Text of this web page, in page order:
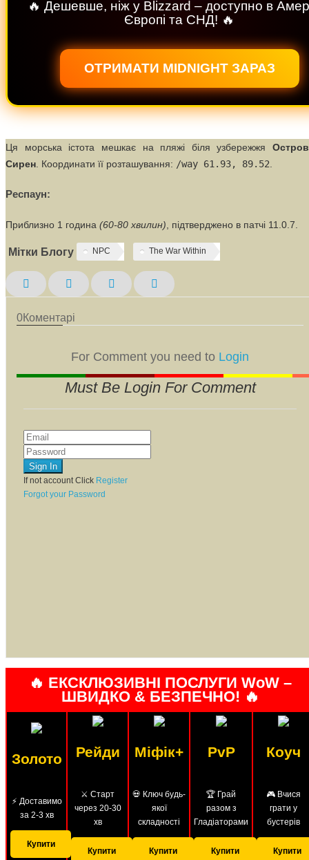
🔥 Дешевше, ніж у Blizzard – доступно в
Європі та СНД! 🔥
ОТРИМАТИ MIDNIGHT ЗАРАЗ
Ця морська істота мешкає на пляжі біля узбережжя
Сирен . Координати її розташування: /way 61.93, 89.52
Респаун:
Приблизно 1 година (60-80 хвилин) , підтверджено в патчі 11.0.7.
Мітки Блогу NPC The War Within
0Коментарі
For Comment you need to Login
Must Be Login For Comment
If not account Click Register
Forgot your Password
🔥 ЕКСКЛЮЗИВНІ ПОСЛУГИ WoW –
ШВИДКО & БЕЗПЕЧНО! 🔥
Золото
⚡ Доставимо
за 2-3 хв
Купити
Рейди
⚔️ Старт
через 20-30
хв
Купити
Міфік+
💀 Ключ будь-
якої
складності
Купити
PvP
🏆 Грай
разом з
Гладіаторами
Купити
Коуч
🎮 Вчися
грати у
бустерів
Купити